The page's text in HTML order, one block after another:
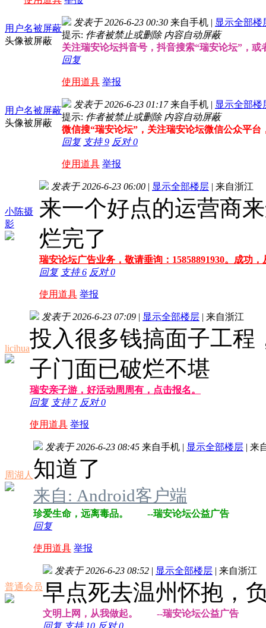
用户名被屏蔽
头像被屏蔽
发表于 2026-6-23 00:30 来自手机 | 显示全部楼
提示: 作者被禁止或删除 内容自动屏蔽
关注瑞安论坛抖音号，抖音搜索“瑞安论坛”，或
回复
使用道具 举报
用户名被屏蔽
头像被屏蔽
发表于 2026-6-23 01:17 来自手机 | 显示全部楼
提示: 作者被禁止或删除 内容自动屏蔽
微信搜“瑞安论坛”，关注瑞安论坛微信公众平台
回复 支持9 反对0
使用道具 举报
小陈摄
影
发表于 2026-6-23 06:00 | 显示全部楼层 | 来自浙江
来一个好点的运营商
烂完了
瑞安论坛广告业务，敬请垂询：15858891930。成功
回复 支持6 反对0
使用道具 举报
licihua
发表于 2026-6-23 07:09 | 显示全部楼层 | 来自浙江
投入很多钱搞面子工程
子门面已破烂不堪
瑞安亲子游，好活动周周有，点击报名。
回复 支持7 反对0
使用道具 举报
周湖人
发表于 2026-6-23 08:45 来自手机 | 显示全部楼层 | 来
知道了
来自: Android客户端
珍爱生命，远离毒品。 --瑞安论坛公益广告
回复
使用道具 举报
普通会员
发表于 2026-6-23 08:52 | 显示全部楼层 | 来自浙江
早点死去温州怀抱，
文明上网，从我做起。 --瑞安论坛公益广告
回复 支持 10 反对0